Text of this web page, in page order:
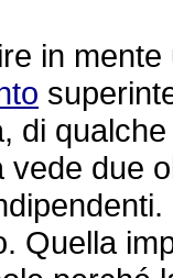
in
di
vede due
Quella